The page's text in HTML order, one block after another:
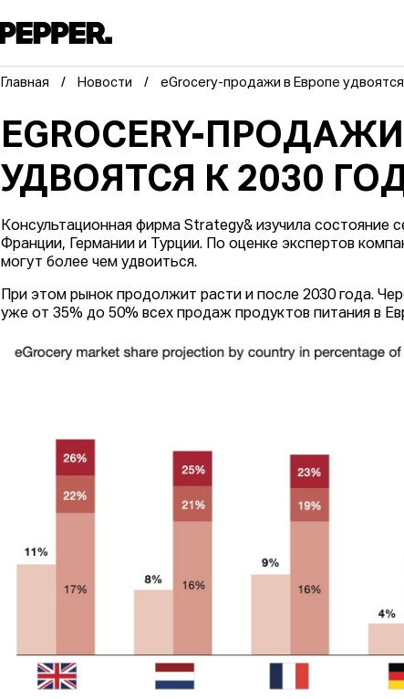
Главная Новости eGrocery-продажи в Европе
EGROCERY-
УДВОЯТСЯ К 2030
Консультационная фирма Strategy& изучила состояние
Франции, Германии и Турции. По оценке экспертов
могут более чем удвоиться.
При этом рынок продолжит расти и после 2030 года.
уже от 35% до 50% всех продаж продуктов питания в